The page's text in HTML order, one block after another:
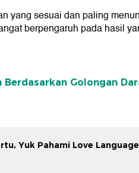
yang sesuai dan paling
berpengaruh pada hasil
Berdasarkan Golongan
Yuk Pahami Love